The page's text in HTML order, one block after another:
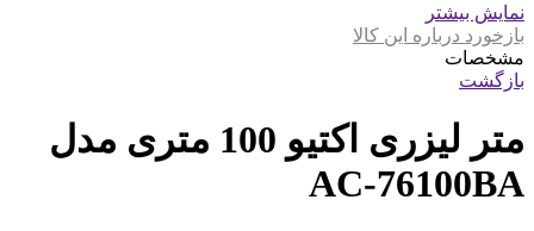
نمایش بیشتر
بازخورد درباره این کالا
مشخصات
بازگشت
متر لیزری اکتیو 100 متری مدل
AC-76100BA